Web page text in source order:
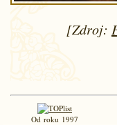
[Zdroj:
Od roku 1997